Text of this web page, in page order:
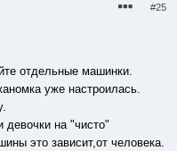
#25
отдельные машинки.
уже настроилась.
девочки на "чисто"
это зависит,от человека.